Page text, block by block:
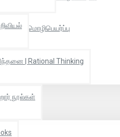
| Rational Thinking
நூல்கள்
| ரஷ்ய மொழிபெயர்ப்பு